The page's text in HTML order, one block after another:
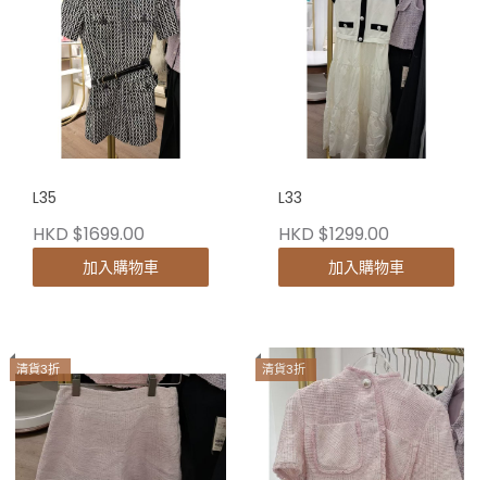
L35
HKD $1699.00
加入購物車
L33
HKD $1299.00
加入購物車
清貨3折 清貨3折